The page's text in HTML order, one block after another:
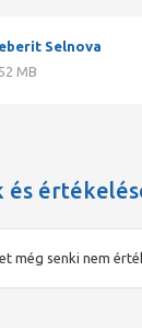
a biztonság és a
Selnova
MB
és
még senki nem